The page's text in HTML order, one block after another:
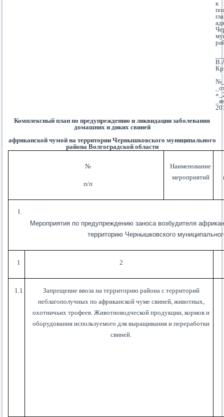
к
Комплексный план по предупреждению и ликвидации заболевания
домашних и диких свиней
африканской чумой на территории Чернышковского муниципального
района Волгоградской области
№
п/п
Наименование
мероприятий
Мероприятия по предупреждению заноса возбудителя
территорию Чернышковского
1 2
1.1
Запрещение ввоза на территорию района с территорий
неблагополучных по африканской чуме свиней, животных,
охотничьих трофеев. Животноводческой продукции, кормов и
оборудования используемого для выращивания и переработки
свиней.